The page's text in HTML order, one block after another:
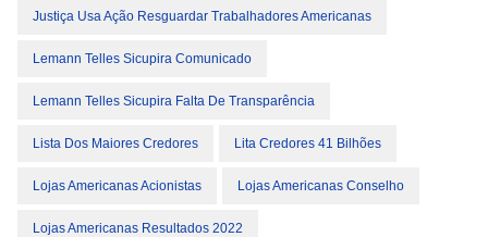
Justiça Usa Ação Resguardar Trabalhadores Americanas
Lemann Telles Sicupira Comunicado
Lemann Telles Sicupira Falta De Transparência
Lista Dos Maiores Credores Lita Credores 41 Bilhões
Lojas Americanas Acionistas Lojas Americanas Conselho
Lojas Americanas Resultados 2022